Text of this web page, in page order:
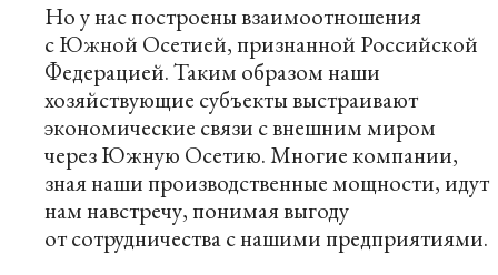
Но у нас построены взаимоотношения
с Южной Осетией, признанной Российской
Федерацией. Таким образом наши
хозяйствующие субъекты выстраивают
экономические связи с внешним миром
через Южную Осетию. Многие компании,
зная наши производственные мощности, идут
нам навстречу, понимая выгоду
от сотрудничества с нашими предприятиями.